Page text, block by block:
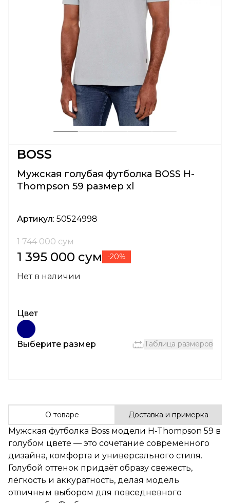
BOSS
Мужская голубая футболка BOSS H-
Thompson 59 размер xl
Артикул: 50524998
1 744 000 сум
1 395 000 сум -20%
Нет в наличии
Цвет
Выберите размер Таблица размеров
О товаре Доставка и примерка
Мужская футболка Boss модели H-Thompson 59 в
голубом цвете — это сочетание современного
дизайна, комфорта и универсального стиля.
Голубой оттенок придаёт образу свежесть,
лёгкость и аккуратность, делая модель
отличным выбором для повседневного